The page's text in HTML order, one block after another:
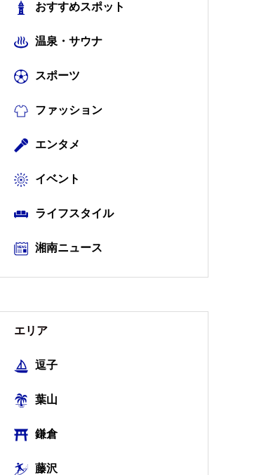
おすすめスポット
温泉・サウナ
スポーツ
ファッション
エンタメ
イベント
ライフスタイル
湘南ニュース
エリア
逗子
葉山
鎌倉
藤沢